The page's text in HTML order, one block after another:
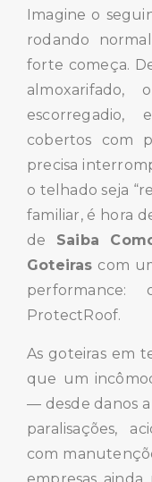
Imagine o
rodando
forte começa.
escorregadio,
cobertos com
precisa
o telhado seja
familiar, é hora
de Saiba
Goteiras com
ProtectRoof.
As goteiras em
que um
— desde danos
paralisações,
com
empresas